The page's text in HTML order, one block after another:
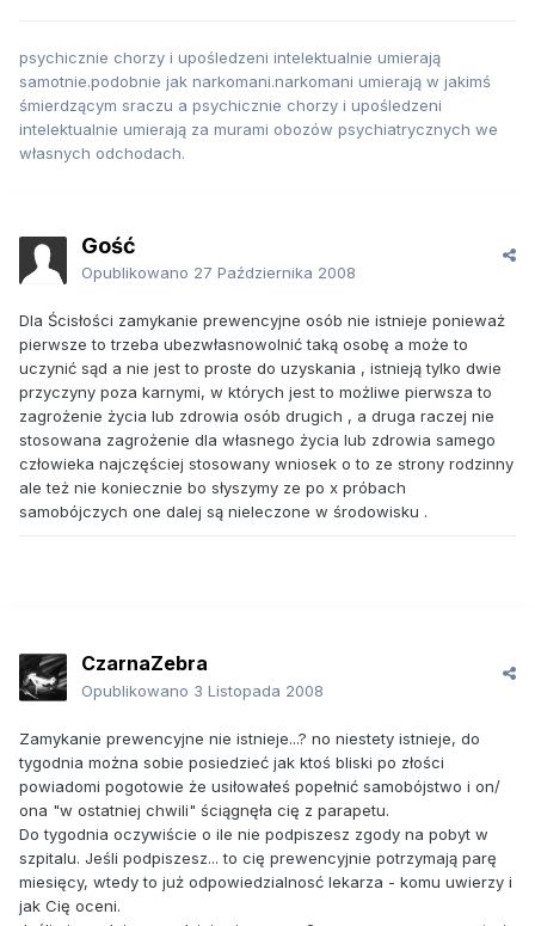
psychicznie chorzy i upośledzeni intelektualnie umierają
samotnie.podobnie jak narkomani.narkomani umierają w jakimś
śmierdzącym sraczu a psychicznie chorzy i upośledzeni
intelektualnie umierają za murami obozów psychiatrycznych we
własnych odchodach.
Gość
Opublikowano 27 Października 2008
Dla Ścisłości zamykanie prewencyjne osób nie istnieje ponieważ
pierwsze to trzeba ubezwłasnowolnić taką osobę a może to
uczynić sąd a nie jest to proste do uzyskania , istnieją tylko dwie
przyczyny poza karnymi, w których jest to możliwe pierwsza to
zagrożenie życia lub zdrowia osób drugich , a druga raczej nie
stosowana zagrożenie dla własnego życia lub zdrowia samego
człowieka najczęściej stosowany wniosek o to ze strony rodzinny
ale też nie koniecznie bo słyszymy ze po x próbach
samobójczych one dalej są nieleczone w środowisku .
CzarnaZebra
Opublikowano 3 Listopada 2008
Zamykanie prewencyjne nie istnieje...? no niestety istnieje, do
tygodnia można sobie posiedzieć jak ktoś bliski po złości
powiadomi pogotowie że usiłowałeś popełnić samobójstwo i on/
ona "w ostatniej chwili" ściągnęła cię z parapetu.
Do tygodnia oczywiście o ile nie podpiszesz zgody na pobyt w
szpitalu. Jeśli podpiszesz... to cię prewencyjnie potrzymają parę
miesięcy, wtedy to już odpowiedzialnosć lekarza - komu uwierzy i
jak Cię oceni.